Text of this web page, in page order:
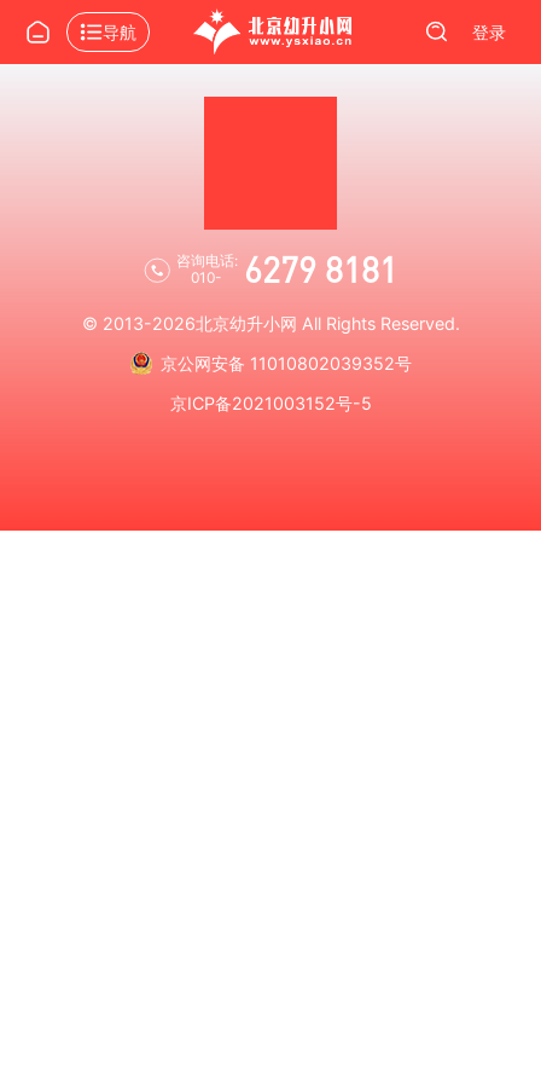
导航 登录
咨询电话:
010-
6279 8181
© 2013-2026北京幼升小网 All Rights Reserved.
京公网安备 11010802039352号
京ICP备2021003152号-5